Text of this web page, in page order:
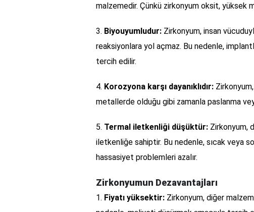
malzemedir. Çünkü zirkonyum oksit, yüksek
3. Biyouyumludur: Zirkonyum, insan
reaksiyonlara yol açmaz. Bu nedenle,
tercih edilir.
4. Korozyona karşı dayanıklıdır:
metallerde olduğu gibi zamanla paslanma
5. Termal iletkenliği düşüktür: Zirkonyum,
iletkenliğe sahiptir. Bu nedenle, sıcak veya
hassasiyet problemleri azalır.
Zirkonyumun Dezavantajları
1. Fiyatı yüksektir: Zirkonyum, diğer